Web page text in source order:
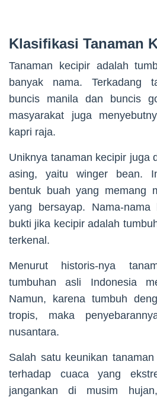
Klasifikasi Tanaman
Tanaman kecipir adalah
banyak nama. Terkadang
buncis manila dan buncis
masyarakat juga
kapri raja.
Uniknya tanaman kecipir juga
asing, yaitu winger bean.
bentuk buah yang memang
yang bersayap. Nama-
bukti jika kecipir adalah
terkenal.
Menurut historis-nya
tumbuhan asli Indonesia
Namun, karena tumbuh
tropis, maka
nusantara.
Salah satu keunikan
terhadap cuaca yang
jangankan di musim